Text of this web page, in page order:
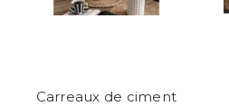
Carreaux de ciment